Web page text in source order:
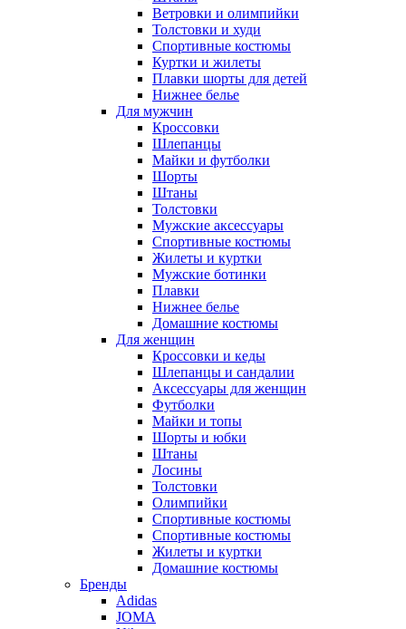
Ветровки и олимпийки
Толстовки и худи
Спортивные костюмы
Куртки и жилеты
Плавки шорты для детей
Нижнее белье
Для мужчин
Кроссовки
Шлепанцы
Майки и футболки
Шорты
Штаны
Толстовки
Мужские аксессуары
Спортивные костюмы
Жилеты и куртки
Мужские ботинки
Плавки
Нижнее белье
Домашние костюмы
Для женщин
Кроссовки и кеды
Шлепанцы и сандалии
Аксессуары для женщин
Футболки
Майки и топы
Шорты и юбки
Штаны
Лосины
Толстовки
Олимпийки
Спортивные костюмы
Спортивные костюмы
Жилеты и куртки
Домашние костюмы
Бренды
Adidas
JOMA